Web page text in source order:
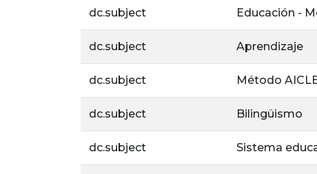
dc.subject Educación -
dc.subject Aprendizaje
dc.subject Método
dc.subject Bilingüismo
dc.subject Sistema